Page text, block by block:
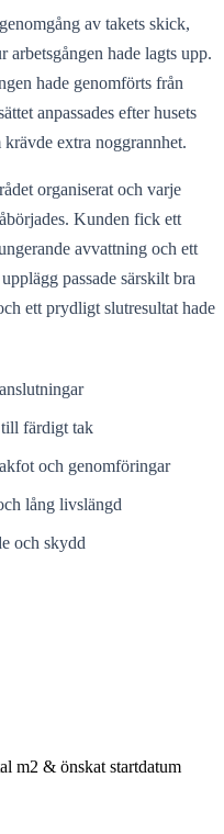
av takets skick,
hade lagts upp.
hade genomförts från
anpassades efter husets
extra noggrannhet.
organiserat och varje
Kunden fick ett
avvattning och ett
passade särskilt bra
ett prydligt slutresultat hade
färdigt tak
och genomföringar
lång livslängd
och skydd
m2 & önskat startdatum